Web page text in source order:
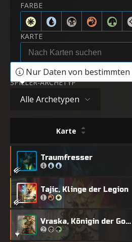
FARBE
KARTE
SPIELER-ARCHETYP
Alle Archetypen
Nur Daten von
Karte
Traumfresser
Tajic, Klinge der Legion
Vraska, Königin der Golgari